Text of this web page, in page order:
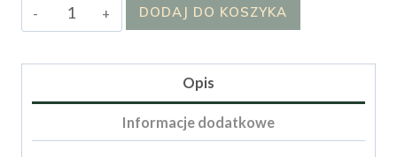
ilość
Kurtka
DODAJ DO KOSZYKA
Opis
Informacje dodatkowe